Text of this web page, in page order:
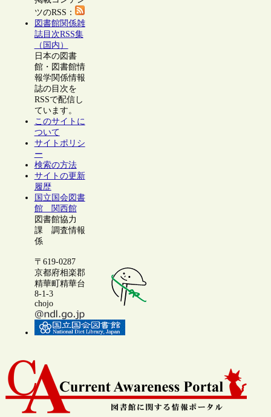
ツのRSS：
図書館関係雑
誌目次RSS集
（国内）
日本の図書
館・図書館情
報学関係情報
誌の目次を
RSSで配信し
ています。
このサイトに
ついて
サイトポリシ
ー
検索の方法
サイトの更新
履歴
国立国会図書
館 関西館
図書館協力
課 調査情報
係
〒619-0287
京都府相楽郡
精華町精華台
8-1-3
chojo